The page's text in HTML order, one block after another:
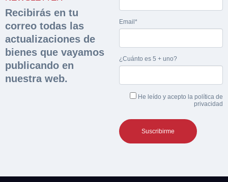
Recibirás en tu
correo todas las
actualizaciones de
bienes que vayamos
publicando en
nuestra web.
Email*
¿Cuánto es 5 + uno?
He leído y acepto la política de
privacidad
sobre la peritación
Rellene este formulario y recibirá en su email el
enlace para descargar la documentación
Nombre y Apellidos*
Teléfono* Email*
Nombre y Apellidos*
Sobre Merfinsa
Venta de bienes muebles
Vehículos